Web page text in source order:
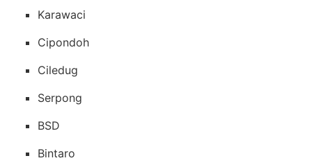
Karawaci
Cipondoh
Ciledug
Serpong
BSD
Bintaro